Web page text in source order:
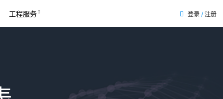
工程服务 登录 / 注册